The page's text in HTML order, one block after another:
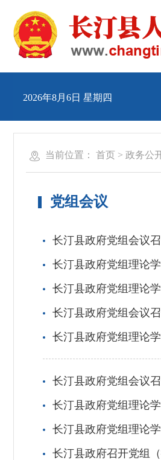
2026年8月6日 星期四
当前位置： 首页 > 政务公
党组会议
长汀县政府党组会议
长汀县政府党组理论
长汀县政府党组理论
长汀县政府党组会议
长汀县政府党组理论
长汀县政府党组会议
长汀县政府党组理论
长汀县政府党组理论
长汀县政府召开党组